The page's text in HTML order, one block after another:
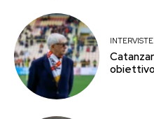
INTERVISTE